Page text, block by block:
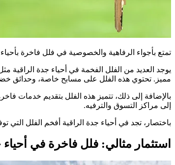
تمتع بأجواء الرفاهية والخصوصية في فلل فاخرة
يوجد العديد من الفلل الفخمة في أحياء جدة الراقية
مميز. تحتوي هذه الفلل على مسابح خاصة، وحدائق
بالإضافة إلى ذلك، تتميز هذه الفلل بتقديم خدمات
إلى مراكز التسوق والترفيه.
باختصار، تجد في أحياء جدة الراقية أفخم الفلل
استثمار مثالي: فلل فاخرة في